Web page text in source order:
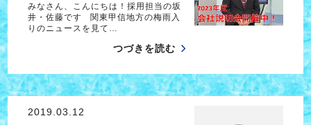
みなさん、こんにちは！採用担当の坂
井・佐藤です 関東甲信地方の梅雨入
りのニュースを見て…
つづきを読む
2019.03.12